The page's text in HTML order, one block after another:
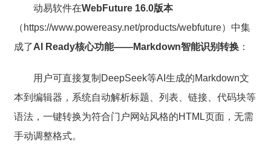
动易软件在WebFuture 16.0版本
（https://www.powereasy.net/products/webfuture）中集
成了AI Ready核心功能——Markdown智能识别转换：
用户可直接复制DeepSeek等AI生成的Markdown文
本到编辑器，系统自动解析标题、列表、链接、代码块等
语法，一键转换为符合门户网站风格的HTML页面，无需
手动调整格式。